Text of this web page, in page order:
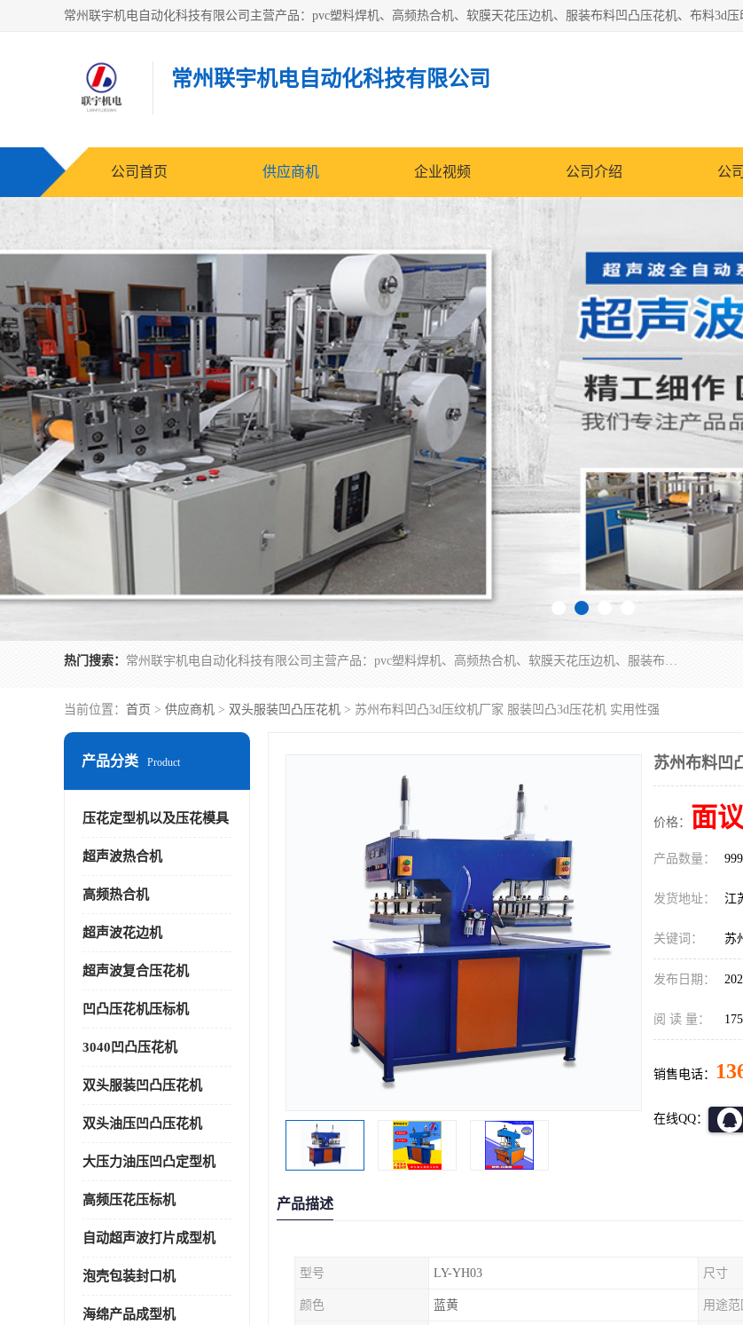
常州联宇机电自动化科技有限公司
公司首页 供应商机 企业视频 公司介绍 公
热门搜索： 常州联宇机电自动化科技有限公司主营产品：pvc塑料焊机、高频热合机、软膜天花压边机、服装布料凹凸压花机、布料3d压印设备、服装植胶设备、超声波布料花边机、无纺布热合机、全自动压花机。
当前位置： 首页 > 供应商机 > 双头服装凹凸压花机 > 苏州布料凹凸3d压纹机厂家 服装凹凸3d压花机 实用性强
产品分类 Product
压花定型机以及压花模具
超声波热合机
高频热合机
超声波花边机
超声波复合压花机
凹凸压花机压标机
3040凹凸压花机
双头服装凹凸压花机
双头油压凹凸压花机
大压力油压凹凸定型机
高频压花压标机
自动超声波打片成型机
泡壳包装封口机
海绵产品成型机
苏州布料凹
价格： 面议
产品数量：
发货地址： 江
关键词： 苏
发布日期：
阅 读 量： 175
销售电话：
在线QQ：
产品描述
型号 LY-YH03 尺寸
颜色 蓝黄 用途范